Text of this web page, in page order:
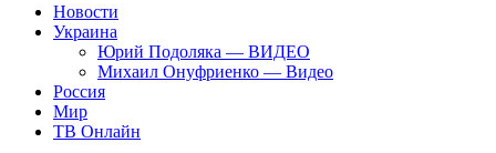
Новости
Украина
Юрий Подоляка — ВИДЕО
Михаил Онуфриенко — Видео
Россия
Мир
ТВ Онлайн